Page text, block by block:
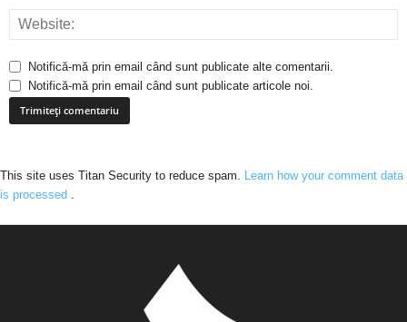
Notifică-mă prin email când sunt publicate alte comentarii.
Notifică-mă prin email când sunt publicate articole noi.
This site uses Titan Security to reduce spam. Learn how your comment data
is processed .